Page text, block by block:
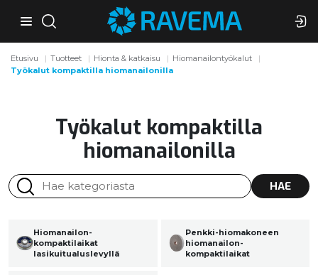
Etusivu Tuotteet Hionta & katkaisu
Hiomanailontyökalut
Työkalut kompaktilla hiomanailonilla
Työkalut kompaktilla
hiomanailonilla
HAE
Hiomanailon-
kompaktilaikat
lasikuitualuslevyllä
Penkki-hiomakoneen
hiomanailon-
kompaktilaikat